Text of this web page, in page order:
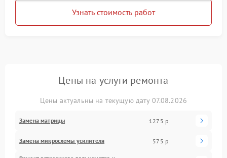
Узнать стоимость работ
Цены на услуги ремонта
Цены актуальны на текущую дату 07.08.2026
Замена матрицы 1275 р
Замена микросхемы усилителя 575 р